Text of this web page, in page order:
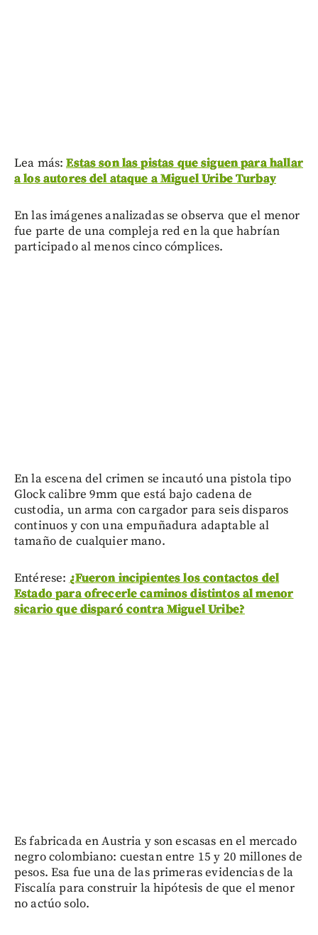
Lea más:Estas son las pistas que siguen para hallar
a los autores del ataque a Miguel Uribe Turbay
En las imágenes analizadas se observa que el menor
fue parte de una compleja red en la que habrían
participado al menos cinco cómplices.
En la escena del crimen se incautó una pistola tipo
Glock calibre 9mm que está bajo cadena de
custodia, un arma con cargador para seis disparos
continuos y con una empuñadura adaptable al
tamaño de cualquier mano.
Entérese: ¿Fueron incipientes los contactos del
Estado para ofrecerle caminos distintos al menor
sicario que disparó contra Miguel Uribe?
Es fabricada en Austria y son escasas en el mercado
negro colombiano: cuestan entre 15 y 20 millones de
pesos. Esa fue una de las primeras evidencias de la
Fiscalía para construir la hipótesis de que el menor
no actúo solo.